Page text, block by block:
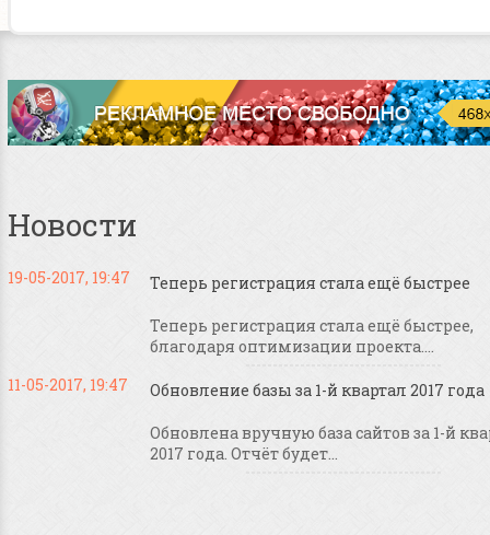
Новости
19-05-2017, 19:47 Теперь регистрация стала ещё быстрее
Теперь регистрация стала ещё быстрее,
благодаря оптимизации проекта....
11-05-2017, 19:47
Обновление базы за 1-й квартал 2017 года
Обновлена вручную база сайтов за 1-й
2017 года. Отчёт будет...